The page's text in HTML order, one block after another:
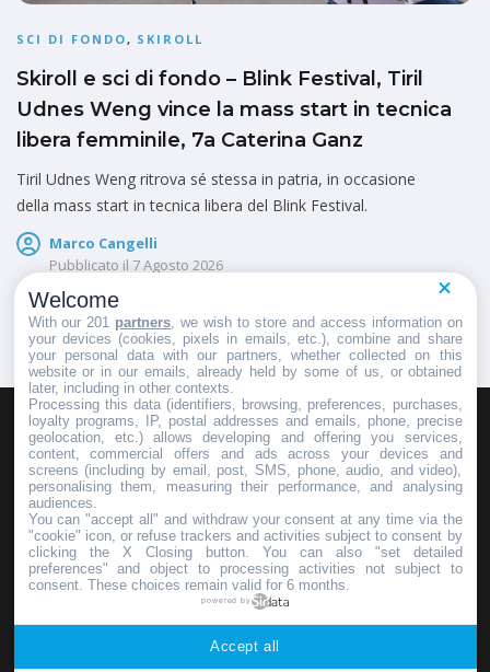
SCI DI FONDO, SKIROLL
Skiroll e sci di fondo – Blink Festival, Tiril
Udnes Weng vince la mass start in tecnica
libera femminile, 7a Caterina Ganz
Tiril Udnes Weng ritrova sé stessa in patria, in occasione
della mass start in tecnica libera del Blink Festival.
Marco Cangelli
Pubblicato il 7 Agosto 2026
HOMEPAGEREDAZIONEINVIA UN COMUNICATO STAMPA
PUBBLICITÀSCRIVI AL DIRETTORE
Copyright © 2016 - 2025 ASD Fondo Italia - Partita Iva: IT 03855110049
Welcome
With our 201 partners , we wish to store and access information on
your devices (cookies, pixels in emails, etc.), combine and share
your personal data with our partners, whether collected on this
website or in our emails, already held by some of us, or obtained
later, including in other contexts.
Processing this data (identifiers, browsing, preferences, purchases,
loyalty programs, IP, postal addresses and emails, phone, precise
geolocation, etc.) allows developing and offering you services,
content, commercial offers and ads across your devices and
screens (including by email, post, SMS, phone, audio, and video),
personalising them, measuring their performance, and analysing
audiences.
You can "accept all" and withdraw your consent at any time via the
"cookie" icon, or refuse trackers and activities subject to consent by
clicking the X Closing button. You can also "set detailed
preferences" and object to processing activities not subject to
consent. These choices remain valid for 6 months.
powered by
Accept all